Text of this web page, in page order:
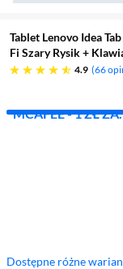
Tablet Lenovo Idea
Fi Szary Rysik +
4.9
4.9 gwiazdek 66
MCAFEE - 1 ZŁ ZA
Dostępne różne